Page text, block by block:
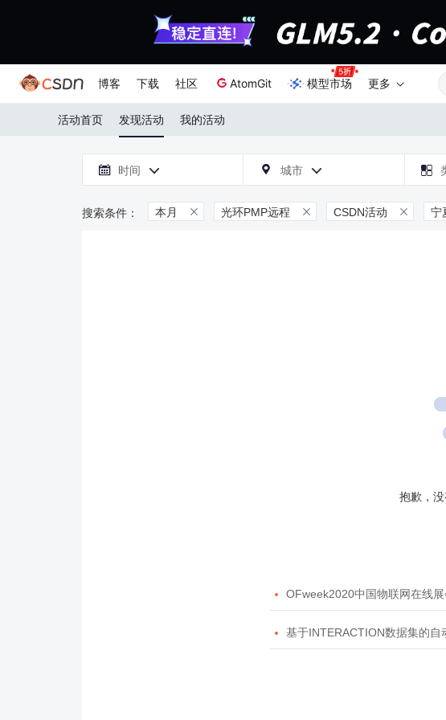
博客 下载 社区 AtomGit 模型市场 更多
活动首页 发现活动 我的活动
 时间   城市  
本月  光环PMP远程  CSDN活动  宁
抱歉，
 OFweek2020中国物联网在线展
 基于INTERACTION数据集的自动驾驶预